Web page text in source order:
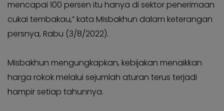
KADER
mencapai 100 persen itu hanya di sektor penerimaan
cukai tembakau,” kata Misbakhun dalam keterangan
persnya, Rabu (3/8/2022).
Misbakhun mengungkapkan, kebijakan menaikkan
harga rokok melalui sejumlah aturan terus terjadi
hampir setiap tahunnya.